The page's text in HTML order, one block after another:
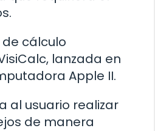
cálculo
lanzada en
Apple II.
al usuario realizar
de manera